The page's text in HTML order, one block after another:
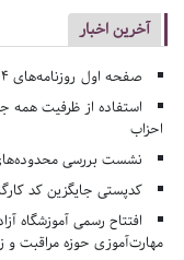
آخرین اخبار
صفحه اول روزنامه‌های 14 مرداد 1405
استفاده از ظرفیت همه
احزاب
نشست بررسی
کدپستی جایگزین کد
افتتاح رسمی آموزشگاه
مهارت‌آموزی حوزه مراقبت و